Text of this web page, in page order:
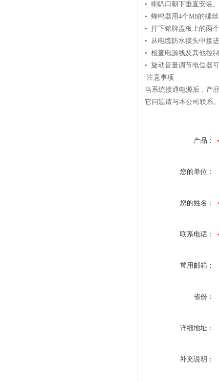
• 喇叭口朝下垂直安装。
• 蜂鸣器用4个M8的螺
• 拧下铭牌盖板上的两
• 从电缆防水接头中接
• 检查电源线及其他控
• 旋动音量调节电位器
注意事项
当系统接通电源后，产
它问题请与本公司联系
产品：
您的单位：
您的姓名：
联系电话：
常用邮箱：
省份：
详细地址：
补充说明：